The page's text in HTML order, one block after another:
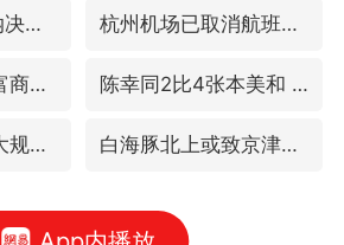
国足U17与阿森纳决赛取消 并列冠军 杭州机场已取消航班388架次
中国籍豪华游艇富商之子在泰国被杀 陈幸同2比4张本美和 国乒双线丢冠
俄称边境州遭乌大规模袭击已致13伤 白海豚北上或致京津冀暴雨